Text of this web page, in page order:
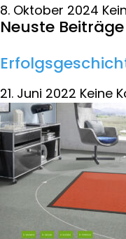
8. Oktober 2024
Neuste Beiträge
21. Juni 2022 Keine